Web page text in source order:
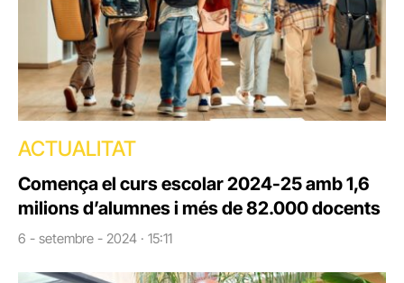
ACTUALITAT
Comença el curs escolar 2024-25 amb 1,6
milions d’alumnes i més de 82.000 docents
6 - setembre - 2024 · 15:11